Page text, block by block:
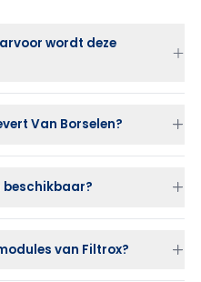
wordt deze
Van Borselen?
beschikbaar?
voor eetbare oliën en
van Filtrox?
en efficiëntie